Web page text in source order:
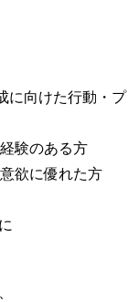
に向けた行動・プ
験のある方
欲に優れた方